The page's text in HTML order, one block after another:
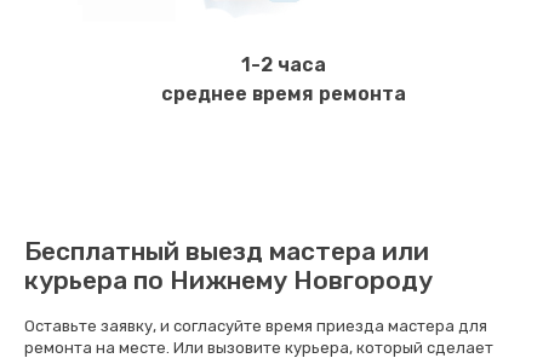
1-2 часа
среднее время ремонта
Бесплатный выезд мастера или
курьера по Нижнему Новгороду
Оставьте заявку, и согласуйте время приезда мастера для
ремонта на месте. Или вызовите курьера, который сделает